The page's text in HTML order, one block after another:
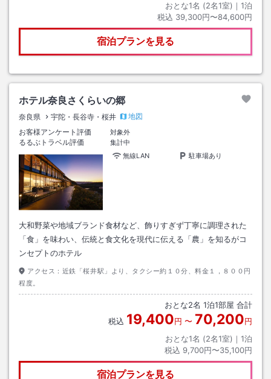
おとな1名 (2名1室)｜ 1泊
税込 39,300円〜84,600円
宿泊プランを見る
ホテル奈良さくらいの郷
奈良県 宇陀・長谷寺・桜井
地図
お客様アンケート評価
対象外
るるぶトラベル評価
集計中
無線LAN
駐車場あり
大和野菜や地域ブランド食材など、飾りすぎず丁寧に調理された
「食」を味わい、伝統と食文化を現代に伝える「農」を知るがコ
ンセプトのホテル
アクセス： 近鉄「桜井駅」より、タクシー約１０分、料金１，８００円
程度。
おとな2名 1泊1部屋 合計
税込 19,400円 〜 70,200円
おとな1名 (2名1室)｜ 1泊
税込 9,700円〜35,100円
宿泊プランを見る